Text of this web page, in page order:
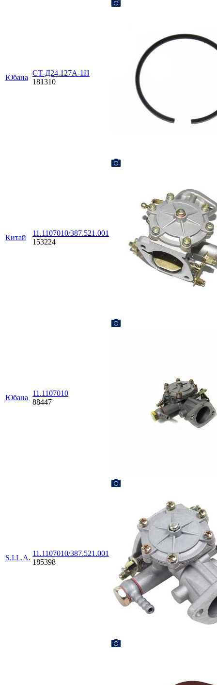
Юбана
СТ-Д24.127А-1Н
181310
Китай
11.1107010/387.521.001
153224
Юбана
11.1107010
88447
S.I.L.A.
11.1107010/387.521.001
185398